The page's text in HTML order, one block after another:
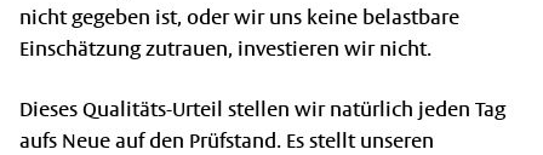
nicht gegeben ist, oder wir uns keine belastbare
Einschätzung zutrauen, investieren wir nicht.
Dieses Qualitäts-Urteil stellen wir natürlich jeden Tag
aufs Neue auf den Prüfstand. Es stellt unseren